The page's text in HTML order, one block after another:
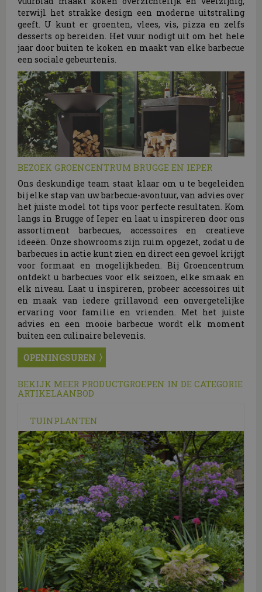
terwijl het strakke design een moderne uitstraling
geeft. U kunt er groenten, vlees, vis, pizza en zelfs
desserts op bereiden. Het vuur nodigt uit om het hele
jaar door buiten te koken en maakt van elke barbecue
een sociale gebeurtenis.
BEZOEK GROENCENTRUM BRUGGE EN IEPER
Ons deskundige team staat klaar om u te begeleiden
bij elke stap van uw barbecue-avontuur, van advies over
het juiste model tot tips voor perfecte resultaten. Kom
langs in Brugge of Ieper en laat u inspireren door ons
assortiment barbecues, accessoires en creatieve
ideeën. Onze showrooms zijn ruim opgezet, zodat u de
barbecues in actie kunt zien en direct een gevoel krijgt
voor formaat en mogelijkheden. Bij Groencentrum
ontdekt u barbecues voor elk seizoen, elke smaak en
elk niveau. Laat u inspireren, probeer accessoires uit
en maak van iedere grillavond een onvergetelijke
ervaring voor familie en vrienden. Met het juiste
advies en een mooie barbecue wordt elk moment
buiten een culinaire belevenis.
OPENINGSUREN
BEKIJK MEER PRODUCTGROEPEN IN DE CATEGORIE
ARTIKELAANBOD
TUINPLANTEN